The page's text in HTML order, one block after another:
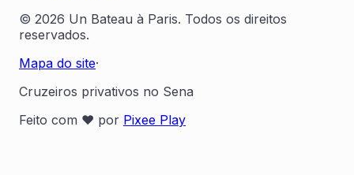
© 2026 Un Bateau à Paris. Todos os direitos
reservados.
Mapa do site·
Cruzeiros privativos no Sena
Feito com ❤️ por Pixee Play